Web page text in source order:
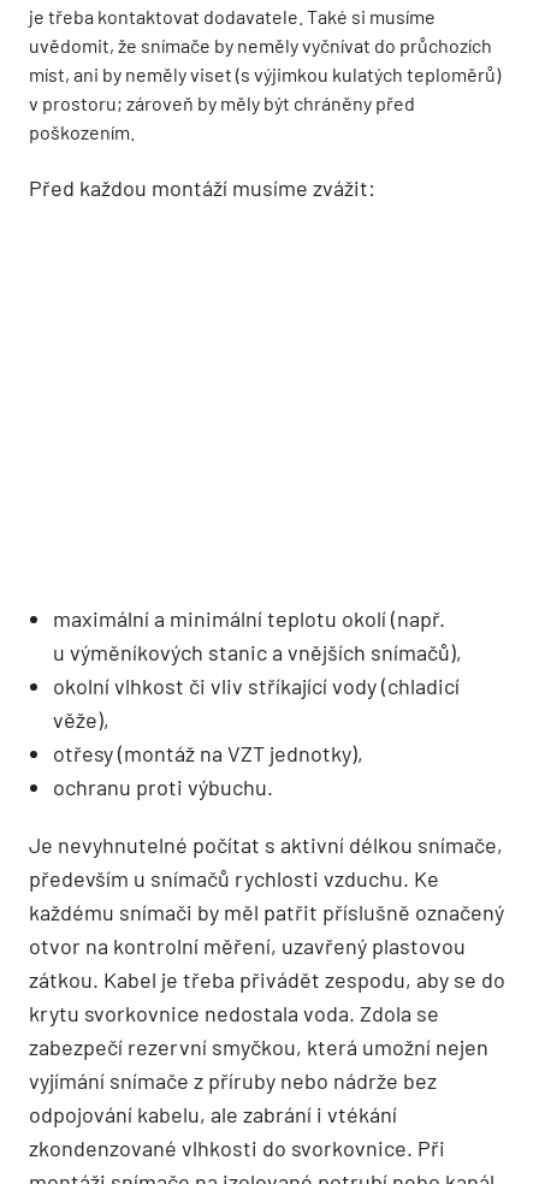
je třeba kontaktovat dodavatele. Také si musíme
uvědomit, že snímače by neměly vyčnívat do průchozích
míst, ani by neměly viset (s výjimkou kulatých teploměrů)
v prostoru; zároveň by měly být chráněny před
poškozením.
Před každou montáží musíme zvážit:
maximální a minimální teplotu okolí (např.
u výměníkových stanic a vnějších snímačů),
okolní vlhkost či vliv stříkající vody (chladicí
věže),
otřesy (montáž na VZT jednotky),
ochranu proti výbuchu.
Je nevyhnutelné počítat s aktivní délkou snímače,
především u snímačů rychlosti vzduchu. Ke
každému snímači by měl patřit příslušně označený
otvor na kontrolní měření, uzavřený plastovou
zátkou. Kabel je třeba přivádět zespodu, aby se do
krytu svorkovnice nedostala voda. Zdola se
zabezpečí rezervní smyčkou, která umožní nejen
vyjímání snímače z příruby nebo nádrže bez
odpojování kabelu, ale zabrání i vtékání
zkondenzované vlhkosti do svorkovnice. Při